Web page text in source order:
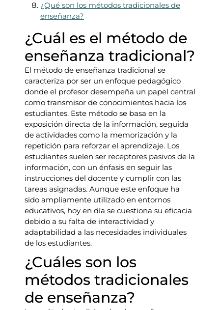
¿Qué son los métodos tradicionales de
enseñanza?
¿Cuál es el método de
enseñanza tradicional?
El método de enseñanza tradicional se
caracteriza por ser un enfoque pedagógico
donde el profesor desempeña un papel central
como transmisor de conocimientos hacia los
estudiantes. Este método se basa en la
exposición directa de la información, seguida
de actividades como la memorización y la
repetición para reforzar el aprendizaje. Los
estudiantes suelen ser receptores pasivos de la
información, con un énfasis en seguir las
instrucciones del docente y cumplir con las
tareas asignadas. Aunque este enfoque ha
sido ampliamente utilizado en entornos
educativos, hoy en día se cuestiona su eficacia
debido a su falta de interactividad y
adaptabilidad a las necesidades individuales
de los estudiantes.
¿Cuáles son los
métodos tradicionales
de enseñanza?